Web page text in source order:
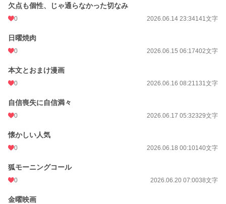
欠点も個性、じゃ通らなかった切なみ
0 2026.06.14 23:34141文字
日曜焼肉
0 2026.06.15 06:17402文字
本文とおまけ漫画
0 2026.06.16 08:21131文字
自信喪失に自信満々
0 2026.06.17 05:32329文字
懐かしい人気
0 2026.06.18 00:10140文字
狐モーニングコール
0 2026.06.20 07:0038文字
金曜映画